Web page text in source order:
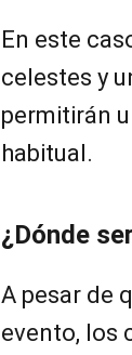
En este
celestes y
permitirán
habitual.
¿Dónde
A pesar de
evento, los